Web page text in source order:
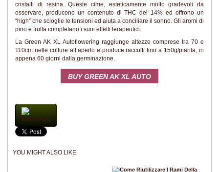
cristalli di resina. Queste cime, esteticamente molto gradevoli da
osservare, producono un contenuto di THC del 14% ed offrono un
“high” che scioglie le tensioni ed aiuta a conciliare il sonno. Gli aromi di
pino e frutta completano i suoi effetti terapeutici.
La Green AK XL Autoflowering raggiunge altezze comprese tra 70 e
110cm nelle colture all’aperto e produce raccolti fino a 150g/pianta, in
appena 60 giorni dalla germinazione.
BUY GREEN AK XL AUTO
WhatsApp
YOU MIGHT ALSO LIKE